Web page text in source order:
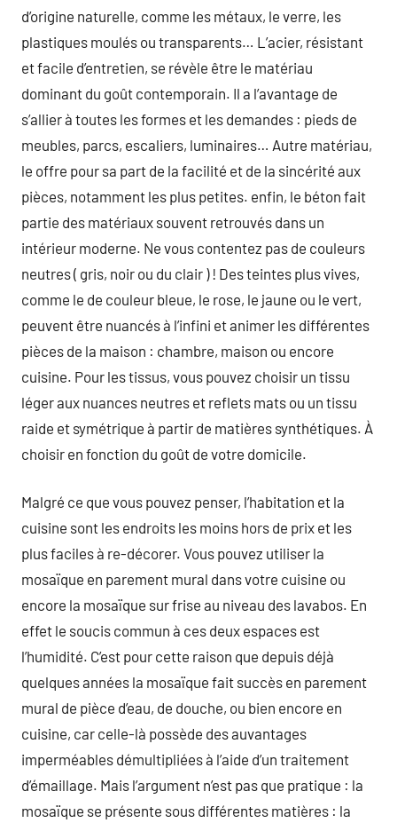
d’origine naturelle, comme les métaux, le verre, les
plastiques moulés ou transparents… L’acier, résistant
et facile d’entretien, se révèle être le matériau
dominant du goût contemporain. Il a l’avantage de
s’allier à toutes les formes et les demandes : pieds de
meubles, parcs, escaliers, luminaires… Autre matériau,
le offre pour sa part de la facilité et de la sincérité aux
pièces, notamment les plus petites. enfin, le béton fait
partie des matériaux souvent retrouvés dans un
intérieur moderne. Ne vous contentez pas de couleurs
neutres ( gris, noir ou du clair ) ! Des teintes plus vives,
comme le de couleur bleue, le rose, le jaune ou le vert,
peuvent être nuancés à l’infini et animer les différentes
pièces de la maison : chambre, maison ou encore
cuisine. Pour les tissus, vous pouvez choisir un tissu
léger aux nuances neutres et reflets mats ou un tissu
raide et symétrique à partir de matières synthétiques. À
choisir en fonction du goût de votre domicile.
Malgré ce que vous pouvez penser, l’habitation et la
cuisine sont les endroits les moins hors de prix et les
plus faciles à re-décorer. Vous pouvez utiliser la
mosaïque en parement mural dans votre cuisine ou
encore la mosaïque sur frise au niveau des lavabos. En
effet le soucis commun à ces deux espaces est
l’humidité. C’est pour cette raison que depuis déjà
quelques années la mosaïque fait succès en parement
mural de pièce d’eau, de douche, ou bien encore en
cuisine, car celle-là possède des auvantages
imperméables démultipliées à l’aide d’un traitement
d’émaillage. Mais l’argument n’est pas que pratique : la
mosaïque se présente sous différentes matières : la